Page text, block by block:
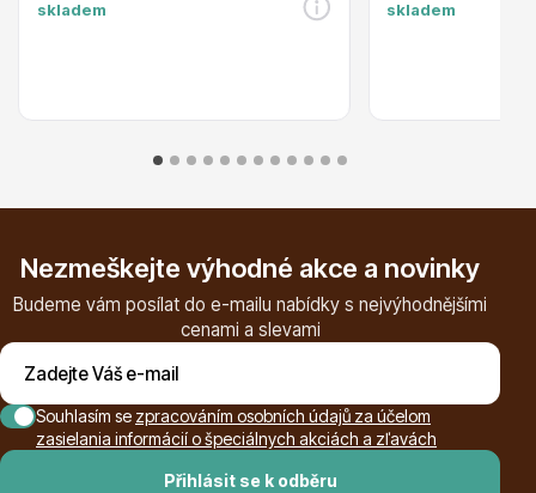
Popínavé rostliny
Bambusy
skladem skladem
Nezmeškejte výhodné akce a novinky
Budeme vám posílat do e-mailu nabídky s nejvýhodnějšími
cenami a slevami
Přihlásit se k odběru
Souhlasím se zpracováním osobních údajů za účelom
zasielania informácií o špeciálnych akciách a zľavách